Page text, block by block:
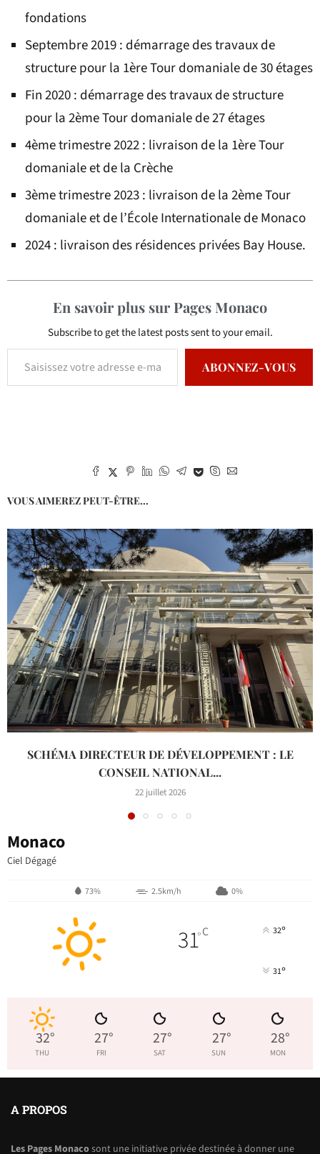
fondations
Septembre 2019 : démarrage des travaux de
structure pour la 1ère Tour domaniale de 30 étages
Fin 2020 : démarrage des travaux de structure
pour la 2ème Tour domaniale de 27 étages
4ème trimestre 2022 : livraison de la 1ère Tour
domaniale et de la Crèche
3ème trimestre 2023 : livraison de la 2ème Tour
domaniale et de l’École Internationale de Monaco
2024 : livraison des résidences privées Bay House.
En savoir plus sur Pages Monaco
Subscribe to get the latest posts sent to your email.
ABONNEZ-VOUS
VOUS AIMEREZ PEUT-ÊTRE...
SCHÉMA DIRECTEUR DE DÉVELOPPEMENT : LE
CONSEIL NATIONAL...
22 juillet 2026
Monaco
Ciel Dégagé
73% 2.5km/h 0%
31°C 32°
31°
32°
THU
27°
FRI
27°
SAT
27°
SUN
28°
MON
A PROPOS
Les Pages Monacosont une initiative privée destinée à donner une